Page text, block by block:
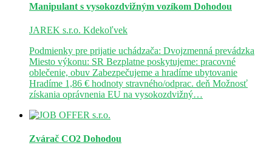
Manipulant s vysokozdvižným vozíkom Dohodou
JAREK s.r.o. Kdekoľvek
Podmienky pre prijatie uchádzača: Dvojzmenná prevádzka
Miesto výkonu: SR Bezplatne poskytujeme: pracovné
oblečenie, obuv Zabezpečujeme a hradíme ubytovanie
Hradíme 1,86 € hodnoty stravného/odprac. deň Možnosť
získania oprávnenia EU na vysokozdvižný…
Zvárač CO2 Dohodou